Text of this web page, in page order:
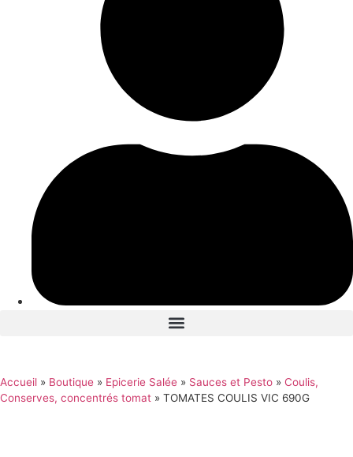
Accueil » Boutique » Epicerie Salée » Sauces et Pesto » Coulis,
Conserves, concentrés tomat » TOMATES COULIS VIC 690G